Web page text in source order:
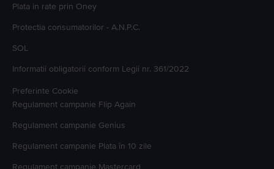
Plata in rate prin Oney
Protectia consumatorilor - A.N.P.C.
SOL
Informatii obligatorii conform Legii nr. 361/2022
Preferinte Cookie
Regulament campanie Flip Again
Regulament campanie Genius
Regulament campanie Plata în 10 zile
Regulament campanie Mastercard